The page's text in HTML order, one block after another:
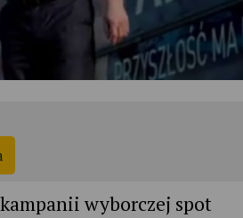
wyborczej spot